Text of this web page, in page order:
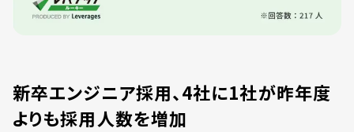
新卒エンジニア採用、4社に1社が昨年度
よりも採用人数を増加